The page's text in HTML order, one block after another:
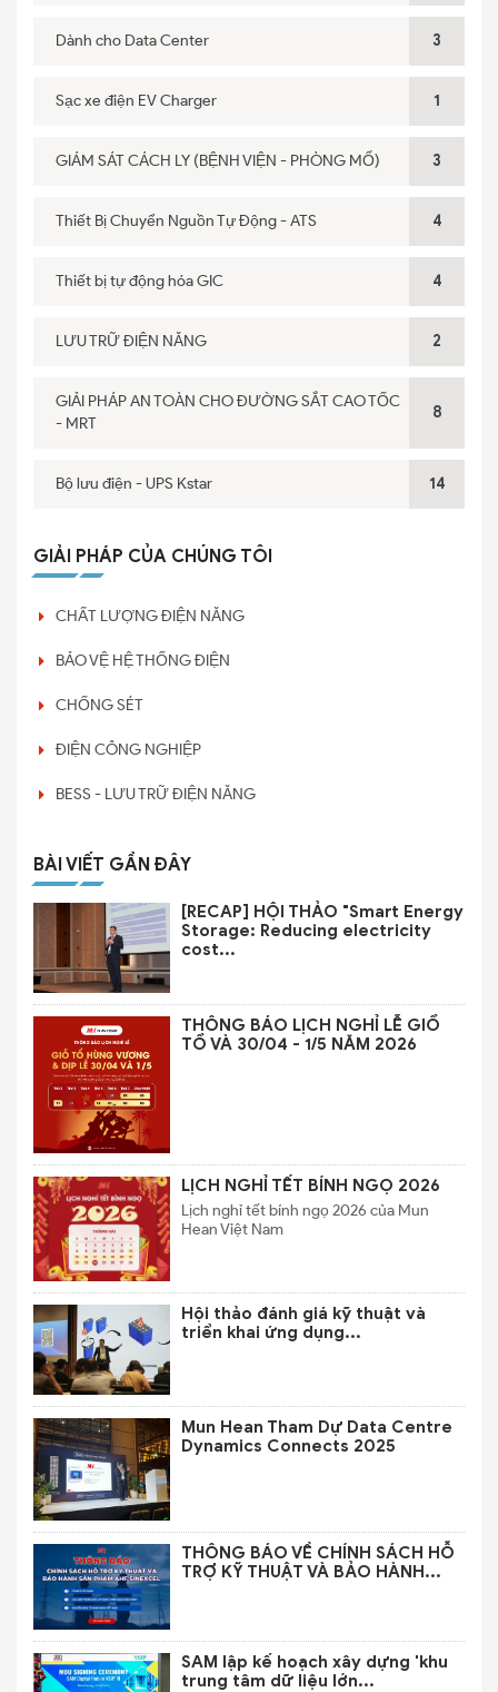
Dành cho Data Center 3
Sạc xe điện EV Charger 1
GIÁM SÁT CÁCH LY (BỆNH VIỆN - PHÒNG MỔ) 3
Thiết Bị Chuyển Nguồn Tự Động - ATS 4
Thiết bị tự động hóa GIC 4
LƯU TRỮ ĐIỆN NĂNG 2
GIẢI PHÁP AN TOÀN CHO ĐƯỜNG SẮT CAO TỐC
- MRT
8
Bộ lưu điện - UPS Kstar 14
GIẢI PHÁP CỦA CHÚNG TÔI
CHẤT LƯỢNG ĐIỆN NĂNG
BẢO VỆ HỆ THỐNG ĐIỆN
CHỐNG SÉT
ĐIỆN CÔNG NGHIỆP
BESS - LƯU TRỮ ĐIỆN NĂNG
BÀI VIẾT GẦN ĐÂY
[RECAP] HỘI THẢO "Smart Energy
Storage: Reducing electricity
cost...
THÔNG BÁO LỊCH NGHỈ LỄ GIỔ
TỔ VÀ 30/04 - 1/5 NĂM 2026
LỊCH NGHỈ TẾT BÍNH NGỌ 2026
Lịch nghỉ tết bính ngọ 2026 của Mun
Hean Việt Nam
Hội thảo đánh giá kỹ thuật và
triển khai ứng dụng...
Mun Hean Tham Dự Data Centre
Dynamics Connects 2025
THÔNG BÁO VỀ CHÍNH SÁCH HỖ
TRỢ KỸ THUẬT VÀ BẢO HÀNH...
SAM lập kế hoạch xây dựng 'khu
trung tâm dữ liệu lớn...